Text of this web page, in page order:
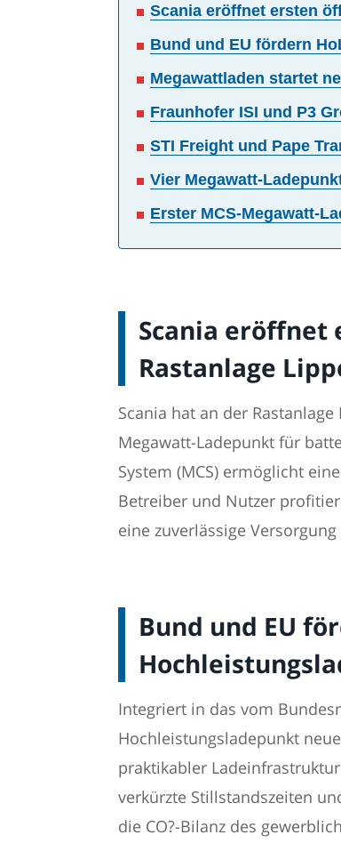
Scania eröffnet ersten
Bund und EU fördern
Megawattladen startet
Fraunhofer ISI und P3
STI Freight und Pape
Vier Megawatt-
Erster MCS-Megawatt-
Scania eröffnet
Rastanlage
Scania hat an der
Megawatt-Ladepunkt für
System (MCS) ermöglicht
Betreiber und Nutzer
eine zuverlässige
Bund und EU
Integriert in das vom
Hochleistungsladepunkt
praktikabler
verkürzte Stillstandszeiten
die CO?-Bilanz des